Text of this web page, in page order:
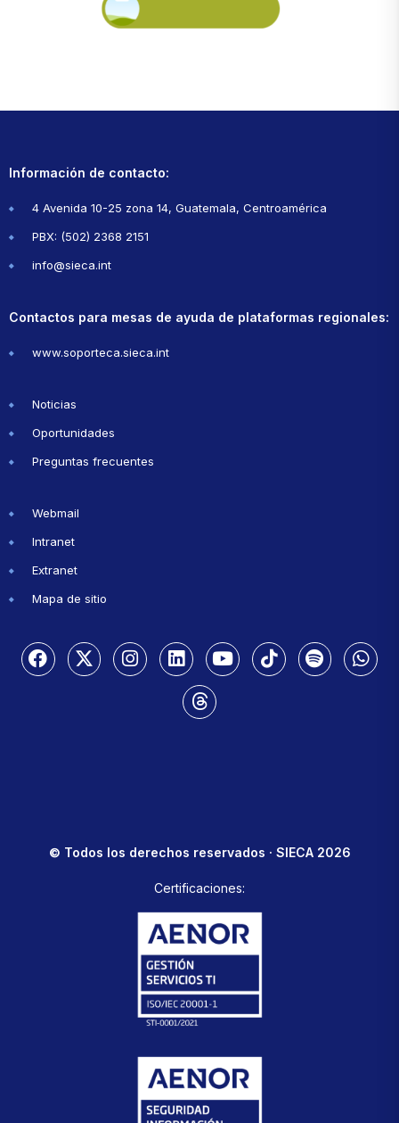
Información de contacto:
4 Avenida 10-25 zona 14, Guatemala, Centroamérica
PBX: (502) 2368 2151
info@sieca.int
Contactos para mesas de ayuda de plataformas regionales:
www.soporteca.sieca.int
Noticias
Oportunidades
Preguntas frecuentes
Webmail
Intranet
Extranet
Mapa de sitio
© Todos los derechos reservados · SIECA 2026
Certificaciones: